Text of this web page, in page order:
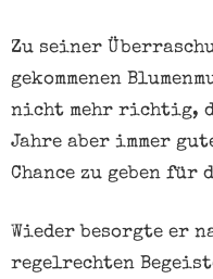
Zu seiner
gekommenen
nicht mehr richtig,
Jahre aber immer
Chance zu geben für
Wieder besorgte er
regelrechten